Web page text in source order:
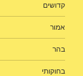
קדושים
אמור
בהר
בחוקותי